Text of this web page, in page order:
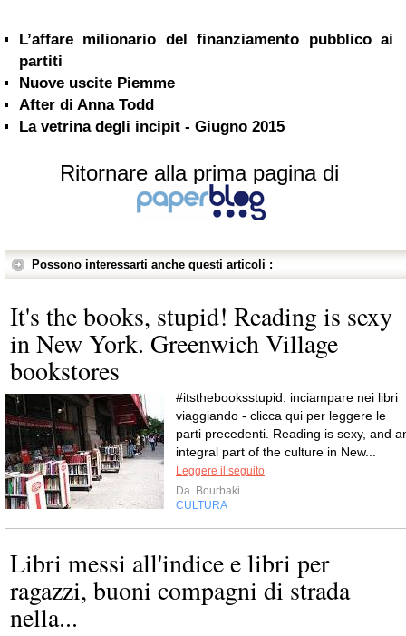
L’affare milionario del finanziamento pubblico ai
partiti
Nuove uscite Piemme
After di Anna Todd
La vetrina degli incipit - Giugno 2015
Ritornare alla prima pagina di
Possono interessarti anche questi articoli :
It's the books, stupid! Reading is sexy
in New York. Greenwich Village
bookstores
#itsthebooksstupid: inciampare nei libri
viaggiando - clicca qui per leggere le
parti precedenti. Reading is sexy, and
integral part of the culture in New...
Leggere il seguito
Da Bourbaki
CULTURA
Libri messi all'indice e libri per
ragazzi, buoni compagni di strada
nella...